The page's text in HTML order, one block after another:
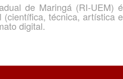
de Maringá (RI-UEM) é
técnica, artística e
digital.